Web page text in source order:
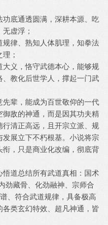
底通透圆满，深耕本源、吃
虚浮；
律、熟知人体肌理，知拳法
；
义，恪守武德本心，能够规
教化后世学人，撑起一门武
辈，能成为百世敬仰的一代
敌的神通，而是因其功夫精
清正高远，且开宗立派、规
展立下不朽根基。小说将宗
，只是商业化改编，彻底背
道总结所有武道真相：国术
劲藏骨、化劲融神、宗师合
、符合武道规律，具备极高
类玄幻特效、超凡神通，皆